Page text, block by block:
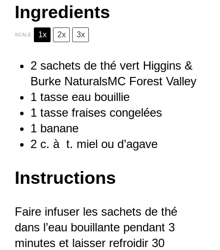
Ingredients
SCALE 1x 2x 3x
2 sachets de thé vert Higgins &
Burke NaturalsMC Forest Valley
1 tasse eau bouillie
1 tasse fraises congelées
1 banane
2 c. à t. miel ou d’agave
Instructions
Faire infuser les sachets de thé
dans l’eau bouillante pendant 3
minutes et laisser refroidir 30